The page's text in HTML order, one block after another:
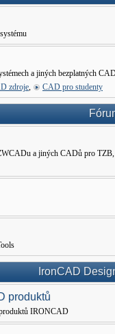
a jiných bezplatných
zdroje, CAD pro studenty
a jiných CADů pro TZB,
IronCAD
produktů
produktů IRONCAD